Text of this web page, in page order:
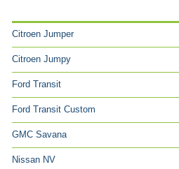
Citroen Jumper
Citroen Jumpy
Ford Transit
Ford Transit Custom
GMC Savana
Nissan NV